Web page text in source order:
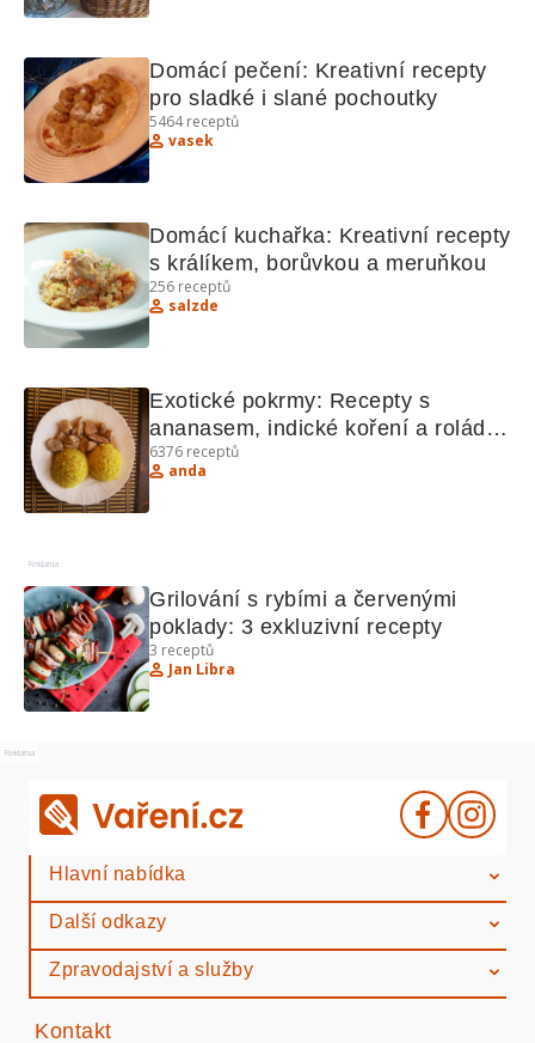
Domácí pečení: Kreativní recepty
pro sladké i slané pochoutky
5464receptů
vasek
Domácí kuchařka: Kreativní recepty
s králíkem, borůvkou a meruňkou
256 receptů
salzde
Exotické pokrmy: Recepty s
ananasem, indické koření a rolády
- Kuchařka s exotickými recepty
6376 receptů
anda
Reklama
Grilování s rybími a červenými
poklady: 3 exkluzivní recepty
3 receptů
Jan Libra
Reklama
Hlavní nabídka
Další odkazy
Zpravodajství a služby
Kontakt